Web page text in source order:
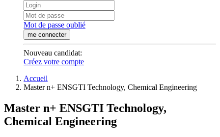
Mot de passe oublié
me connecter
Nouveau candidat:
Créez votre compte
Accueil
Master n+ ENSGTI Technology, Chemical Engineering
Master n+ ENSGTI Technology,
Chemical Engineering